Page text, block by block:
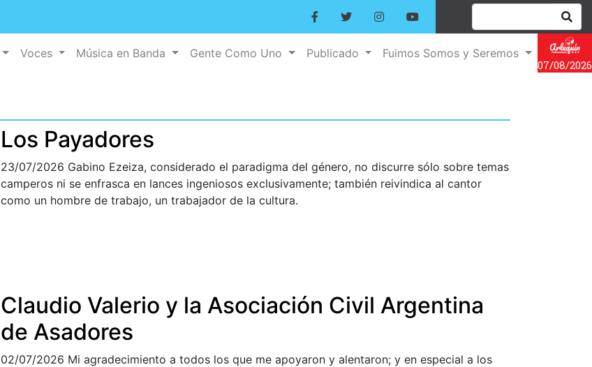
Voces Música en Banda Gente Como Uno Publicado
Fuimos Somos y Seremos
07/08/2026
Los Payadores
23/07/2026 Gabino Ezeiza, considerado el paradigma del género, no discurre sólo sobre temas
camperos ni se enfrasca en lances ingeniosos exclusivamente; también reivindica al cantor
como un hombre de trabajo, un trabajador de la cultura.
Claudio Valerio y la Asociación Civil Argentina
de Asadores
02/07/2026 Mi agradecimiento a todos los que me apoyaron y alentaron; y en especial a los